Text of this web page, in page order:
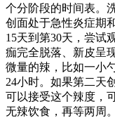
个分阶段的时间表。
创面处于急性炎症期
15天到第30天，尝试
痂完全脱落、新皮呈
微量的辣，比如一小
24小时。如果第二天
可以接受这个辣度，
无辣饮食，再等两周